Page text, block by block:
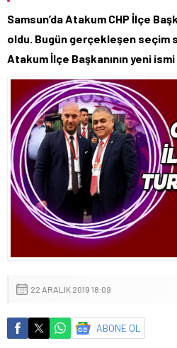
55,1881
Samsun’da Atakum CHP İlçe
oldu. Bugün gerçekleşen seçim
Atakum İlçe Başkanının yeni
22 ARALIK 2019 18:09
ABONE OL